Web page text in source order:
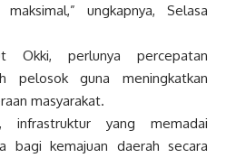
ungkapnya, Selasa
perlunya percepatan
pelosok guna meningkatkan
masyarakat.
infrastruktur yang memadai
bagi kemajuan daerah secara